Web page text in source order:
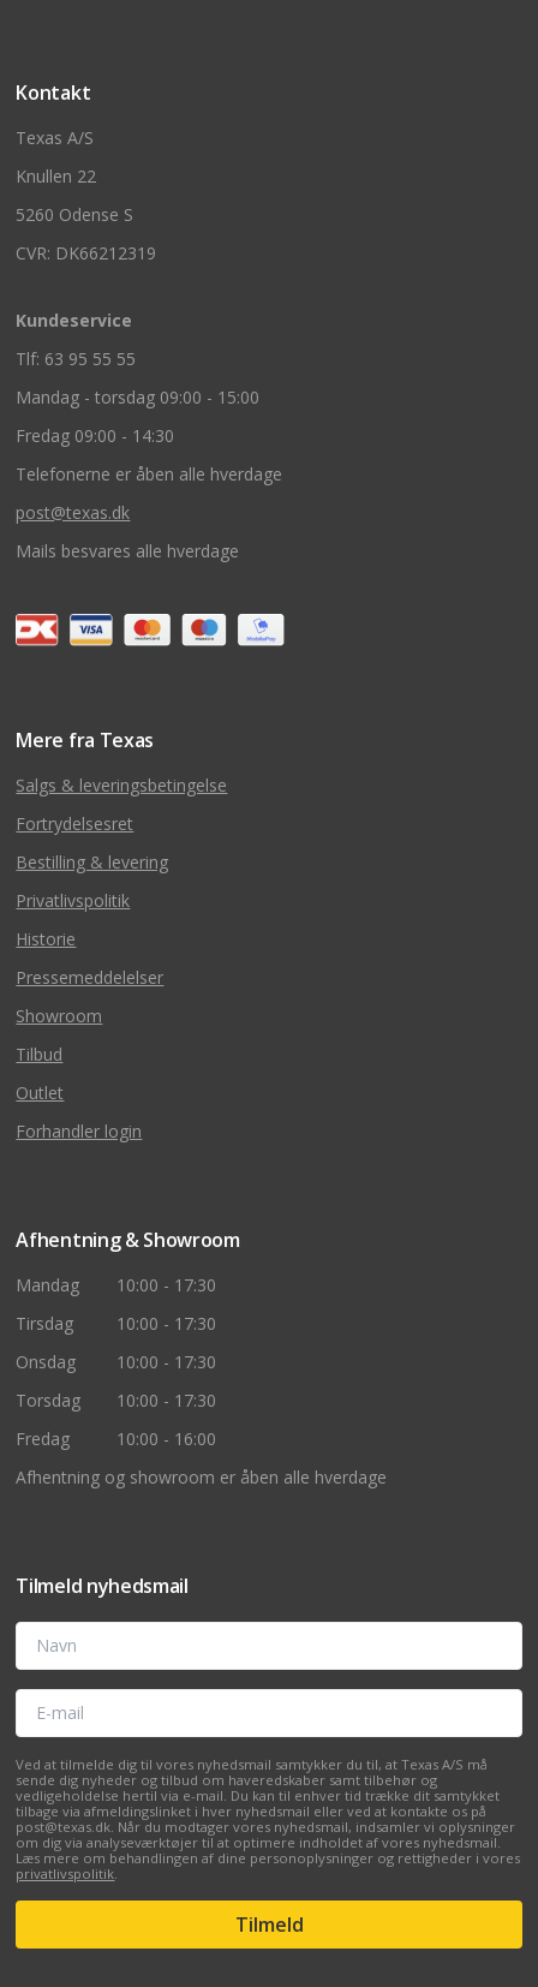
Kontakt
Texas A/S
Knullen 22
5260 Odense S
CVR: DK66212319
Kundeservice
Tlf: 63 95 55 55
Mandag - torsdag 09:00 - 15:00
Fredag 09:00 - 14:30
Telefonerne er åben alle hverdage
post@texas.dk
Mails besvares alle hverdage
Mere fra Texas
Salgs & leveringsbetingelse
Fortrydelsesret
Bestilling & levering
Privatlivspolitik
Historie
Pressemeddelelser
Showroom
Tilbud
Outlet
Forhandler login
Afhentning & Showroom
Mandag
10:00 - 17:30
Tirsdag
10:00 - 17:30
Onsdag
10:00 - 17:30
Torsdag
10:00 - 17:30
Fredag
10:00 - 16:00
Afhentning og showroom er åben alle hverdage
Tilmeld nyhedsmail
Navn
E-mail
Ved at tilmelde dig til vores nyhedsmail samtykker du til, at Texas A/S må
sende dig nyheder og tilbud om haveredskaber samt tilbehør og
vedligeholdelse hertil via e-mail. Du kan til enhver tid trække dit samtykket
tilbage via afmeldingslinket i hver nyhedsmail eller ved at kontakte os på
post@texas.dk. Når du modtager vores nyhedsmail, indsamler vi oplysninger
om dig via analyseværktøjer til at optimere indholdet af vores nyhedsmail.
Læs mere om behandlingen af dine personoplysninger og rettigheder i vores
privatlivspolitik